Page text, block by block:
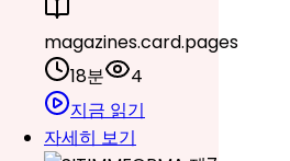
magazines.card.pages
18분
4
지금 읽기
자세히 보기